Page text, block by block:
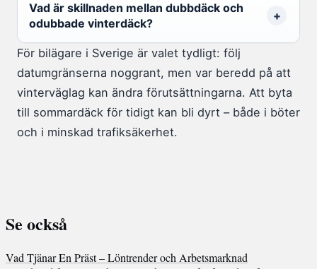
Vad är skillnaden mellan dubbdäck och
odubbade vinterdäck?
För bilägare i Sverige är valet tydligt: följ
datumgränserna noggrant, men var beredd på att
vinterväglag kan ändra förutsättningarna. Att byta
till sommardäck för tidigt kan bli dyrt – både i böter
och i minskad trafiksäkerhet.
Se också
Vad Tjänar En Präst – Löntrender och Arbetsmarknad